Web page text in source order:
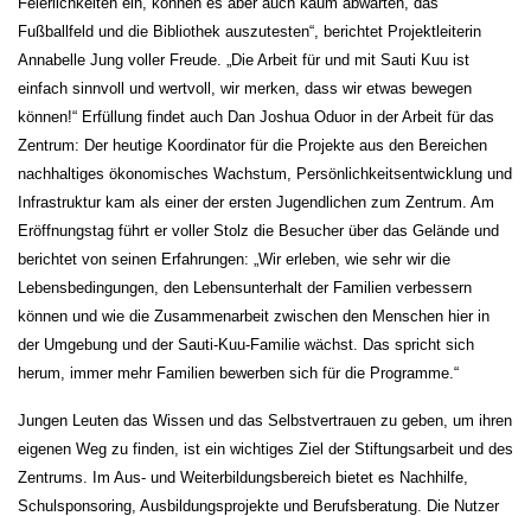
Fußballfeld und die Bibliothek auszutesten“, berichtet Projektleiterin
Annabelle Jung voller Freude. „Die Arbeit für und mit Sauti Kuu ist
einfach sinnvoll und wertvoll, wir merken, dass wir etwas bewegen
können!“ Erfüllung findet auch Dan Joshua Oduor in der Arbeit für das
Zentrum: Der heutige Koordinator für die Projekte aus den Bereichen
nachhaltiges ökonomisches Wachstum, Persönlichkeitsentwicklung und
Infrastruktur kam als einer der ersten Jugendlichen zum Zentrum. Am
Eröffnungstag führt er voller Stolz die Besucher über das Gelände und
berichtet von seinen Erfahrungen: „Wir erleben, wie sehr wir die
Lebensbedingungen, den Lebensunterhalt der Familien verbessern
können und wie die Zusammenarbeit zwischen den Menschen hier in
der Umgebung und der Sauti-Kuu-Familie wächst. Das spricht sich
herum, immer mehr Familien bewerben sich für die Programme.“
Jungen Leuten das Wissen und das Selbstvertrauen zu geben, um ihren
eigenen Weg zu finden, ist ein wichtiges Ziel der Stiftungsarbeit und des
Zentrums. Im Aus- und Weiterbildungsbereich bietet es Nachhilfe,
Schulsponsoring, Ausbildungsprojekte und Berufsberatung. Die Nutzer